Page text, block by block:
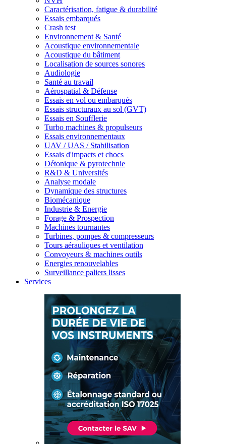
Caractérisation, fatigue & durabilité
Essais embarqués
Crash test
Environnement & Santé
Acoustique environnementale
Acoustique du bâtiment
Localisation de sources sonores
Audiologie
Santé au travail
Aérospatial & Défense
Essais en vol ou embarqués
Essais structuraux au sol (GVT)
Essais en Soufflerie
Turbo machines & propulseurs
Essais environnementaux
UAV / UAS / Stabilisation
Essais d'impacts et chocs
Détonique & pyrotechnie
R&D & Universités
Analyse modale
Dynamique des structures
Biomécanique
Industrie & Energie
Forage & Prospection
Machines tournantes
Turbines, pompes & compresseurs
Tours aérauliques et ventilation
Convoyeurs & machines outils
Energies renouvelables
Surveillance paliers lisses
Services